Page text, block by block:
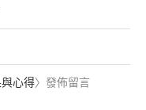
心得〉發佈留言